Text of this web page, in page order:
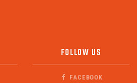
FOLLOW US
FACEBOOK